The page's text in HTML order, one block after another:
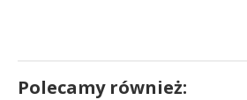
Polecamy również: